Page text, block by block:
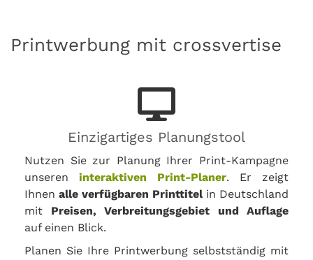
Printwerbung mit crossvertise
Einzigartiges Planungstool
Nutzen Sie zur Planung Ihrer Print-Kampagne
unseren interaktiven Print-Planer. Er zeigt
Ihnen alle verfügbaren Printtitelin Deutschland
mit Preisen, Verbreitungsgebiet und Auflage
auf einen Blick.
Planen Sie Ihre Printwerbung selbstständig mit